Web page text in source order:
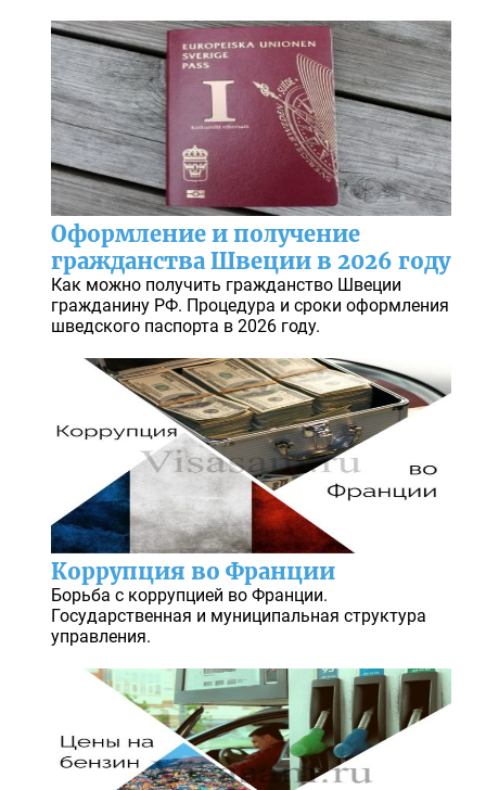
Оформление и получение
гражданства Швеции в 2026 году
Как можно получить гражданство Швеции
гражданину РФ. Процедура и сроки оформления
шведского паспорта в 2026 году.
Коррупция во Франции
Борьба с коррупцией во Франции.
Государственная и муниципальная структура
управления.